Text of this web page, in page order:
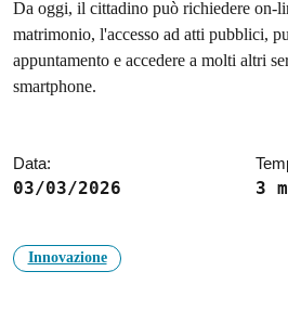
Da oggi, il cittadino può richiedere on-
matrimonio, l'accesso ad atti pubblici,
appuntamento e accedere a molti altri
smartphone.
Data:
03/03/2026 3
Innovazione